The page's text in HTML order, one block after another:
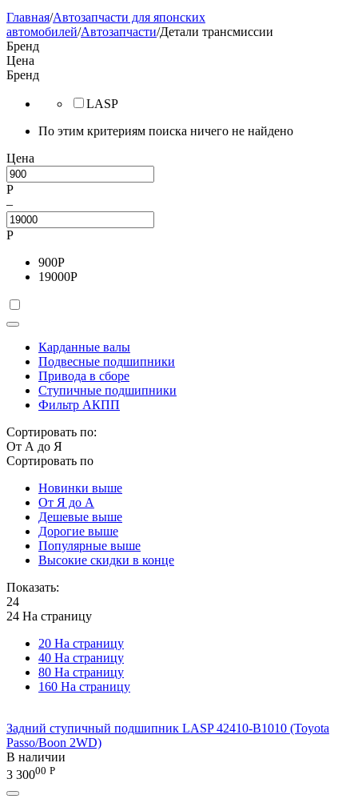
Главная/Автозапчасти для японских
автомобилей/Автозапчасти/Детали трансмиссии
Бренд
Цена
Бренд
LASP
По этим критериям поиска ничего не найдено
Цена
Р
–
Р
900Р
19000Р
Карданные валы
Подвесные подшипники
Привода в сборе
Ступичные подшипники
Фильтр АКПП
Сортировать по:
От А до Я
Сортировать по
Новинки выше
От Я до А
Дешевые выше
Дорогие выше
Популярные выше
Высокие скидки в конце
Показать:
24
24 На страницу
20 На страницу
40 На страницу
80 На страницу
160 На страницу
Задний ступичный подшипник LASP 42410-B1010 (Toyota
Passo/Boon 2WD)
В наличии
3 30000 Р